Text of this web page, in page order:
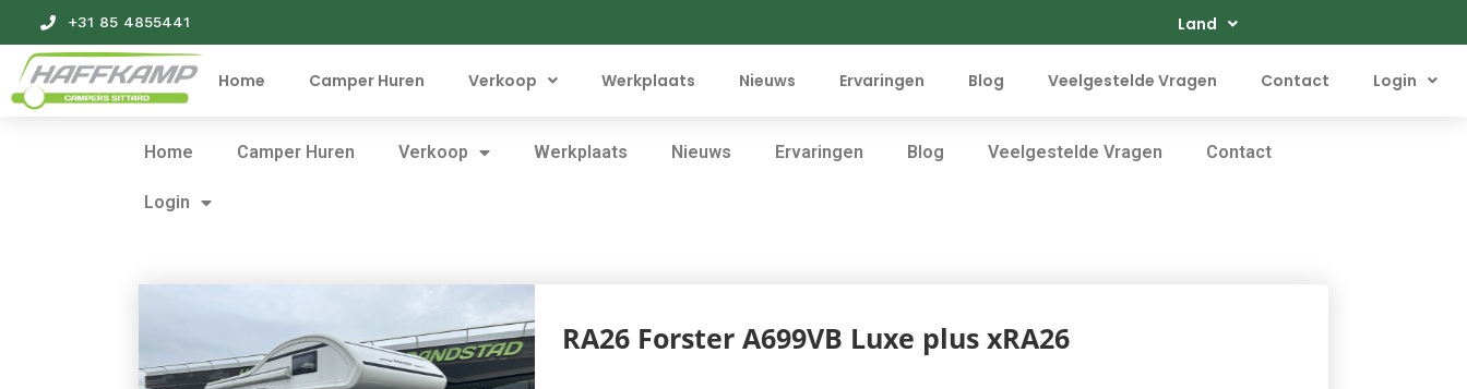
+31 85 4855441 Land
Home Camper Huren Verkoop Werkplaats Nieuws Ervaringen Blog Veelgestelde Vragen Contact Login
Home Camper Huren Verkoop Werkplaats Nieuws Ervaringen Blog Veelgestelde Vragen Contact
Login
RA26 Forster A699VB Luxe plus xRA26